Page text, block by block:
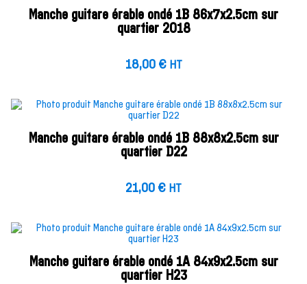
Manche guitare érable ondé 1B 86x7x2.5cm sur
quartier 2018
18,00 € HT
Manche guitare érable ondé 1B 88x8x2.5cm sur
quartier D22
21,00 € HT
Manche guitare érable ondé 1A 84x9x2.5cm sur
quartier H23